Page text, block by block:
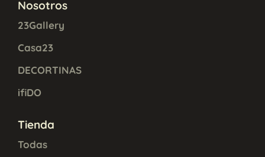
Nosotros
23Gallery
Casa23
DECORTINAS
ifiDO
Tienda
Todas